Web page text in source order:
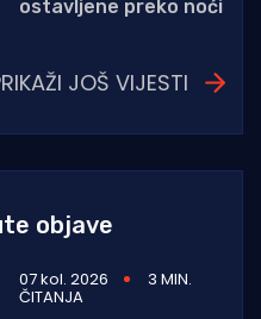
ostavljene preko noći
JOŠ VIJESTI
objave
07 kol. 2026 3 MIN.
ČITANJA